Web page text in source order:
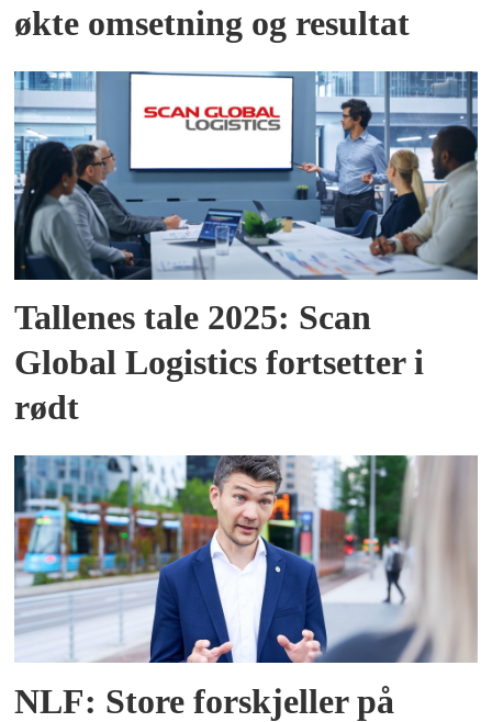
økte omsetning og resultat
Tallenes tale 2025: Scan
Global Logistics fortsetter i
rødt
NLF: Store forskjeller på